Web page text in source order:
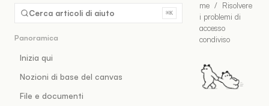
Cerca articoli di aiuto ⌘K
Panoramica
Inizia qui
Nozioni di base del canvas
File e documenti
me / Risolvere
i problemi di
accesso
condiviso